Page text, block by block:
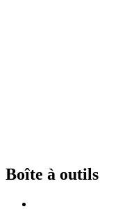
Boîte à outils